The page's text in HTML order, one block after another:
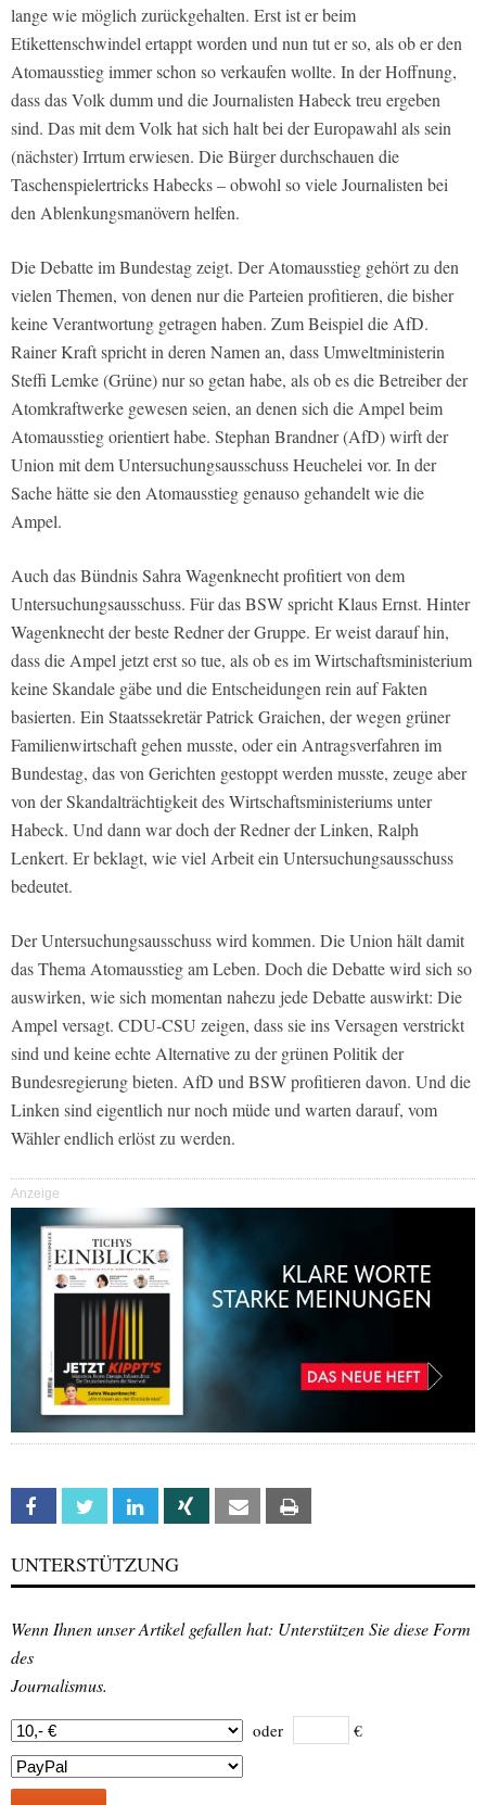
lange wie möglich zurückgehalten. Erst ist er beim
Etikettenschwindel ertappt worden und nun tut er so, als ob er den
Atomausstieg immer schon so verkaufen wollte. In der Hoffnung,
dass das Volk dumm und die Journalisten Habeck treu ergeben
sind. Das mit dem Volk hat sich halt bei der Europawahl als sein
(nächster) Irrtum erwiesen. Die Bürger durchschauen die
Taschenspielertricks Habecks – obwohl so viele Journalisten bei
den Ablenkungsmanövern helfen.
Die Debatte im Bundestag zeigt. Der Atomausstieg gehört zu den
vielen Themen, von denen nur die Parteien profitieren, die bisher
keine Verantwortung getragen haben. Zum Beispiel die AfD.
Rainer Kraft spricht in deren Namen an, dass Umweltministerin
Steffi Lemke (Grüne) nur so getan habe, als ob es die Betreiber der
Atomkraftwerke gewesen seien, an denen sich die Ampel beim
Atomausstieg orientiert habe. Stephan Brandner (AfD) wirft der
Union mit dem Untersuchungsausschuss Heuchelei vor. In der
Sache hätte sie den Atomausstieg genauso gehandelt wie die
Ampel.
Auch das Bündnis Sahra Wagenknecht profitiert von dem
Untersuchungsausschuss. Für das BSW spricht Klaus Ernst. Hinter
Wagenknecht der beste Redner der Gruppe. Er weist darauf hin,
dass die Ampel jetzt erst so tue, als ob es im Wirtschaftsministerium
keine Skandale gäbe und die Entscheidungen rein auf Fakten
basierten. Ein Staatssekretär Patrick Graichen, der wegen grüner
Familienwirtschaft gehen musste, oder ein Antragsverfahren im
Bundestag, das von Gerichten gestoppt werden musste, zeuge aber
von der Skandalträchtigkeit des Wirtschaftsministeriums unter
Habeck. Und dann war doch der Redner der Linken, Ralph
Lenkert. Er beklagt, wie viel Arbeit ein Untersuchungsausschuss
bedeutet.
Der Untersuchungsausschuss wird kommen. Die Union hält damit
das Thema Atomausstieg am Leben. Doch die Debatte wird sich so
auswirken, wie sich momentan nahezu jede Debatte auswirkt: Die
Ampel versagt. CDU-CSU zeigen, dass sie ins Versagen verstrickt
sind und keine echte Alternative zu der grünen Politik der
Bundesregierung bieten. AfD und BSW profitieren davon. Und die
Linken sind eigentlich nur noch müde und warten darauf, vom
Wähler endlich erlöst zu werden.
Anzeige
Facebook Twitter Linkedin Xing Email
UNTERSTÜTZUNG
Wenn Ihnen unser Artikel gefallen hat: Unterstützen Sie diese Form
des
Journalismus.
oder €